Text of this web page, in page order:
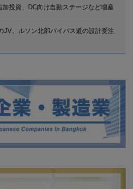
加投資、DC向け自動ステージなど増産
JV、ルソン北部バイパス道の設計受注